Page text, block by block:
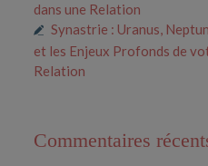
dans une Relation
Synastrie : Uranus,
et les Enjeux Profonds de
Relation
Commentaires